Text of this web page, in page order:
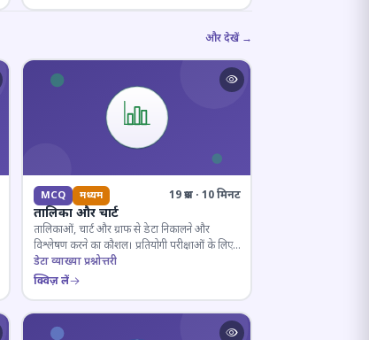
और देखें →
MCQ मध्यम 19 प्रश्न · 10 मिनट
तालिका और चार्ट
तालिकाओं, चार्ट और ग्राफ से डेटा निकालने और
विश्लेषण करने का कौशल। प्रतियोगी परीक्षाओं के लिए
अनिवार्य।
डेटा व्याख्या प्रश्नोत्तरी
क्विज़ लें